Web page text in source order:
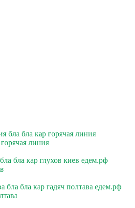
бла бла кар горячая линия
линия
бла кар глухов киев едем.рф
бла бла кар гадяч полтава едем.рф